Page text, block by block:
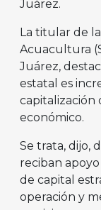
Juárez.
La titular de
Acuacultura
Juárez,
estatal es
capitalización
económico.
Se trata, dijo,
reciban
de capital
operación y